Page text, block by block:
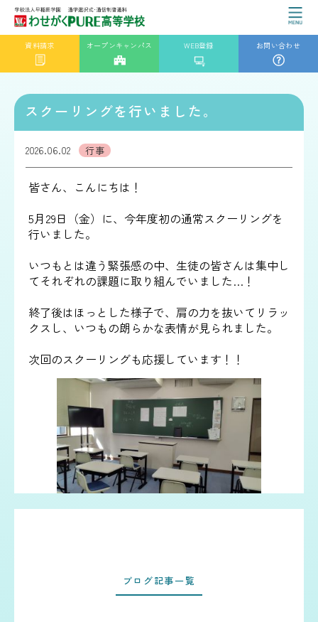
資料請求 オープンキャンパス WEB登録 お問い合わせ
スクーリングを行いました。
2026.06.02 行事
皆さん、こんにちは！
5月29日（金）に、今年度初の通常スクーリングを
行いました。
いつもとは違う緊張感の中、生徒の皆さんは集中し
てそれぞれの課題に取り組んでいました…！
終了後はほっとした様子で、肩の力を抜いてリラッ
クスし、いつもの朗らかな表情が見られました。
次回のスクーリングも応援しています！！
ブログ記事一覧